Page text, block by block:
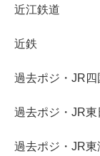
近江鉄道
近鉄
過去ポジ・JR四
過去ポジ・JR東
過去ポジ・JR東